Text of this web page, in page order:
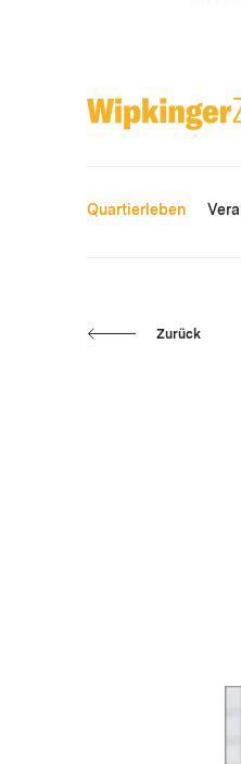
Quartierleben
Zurück